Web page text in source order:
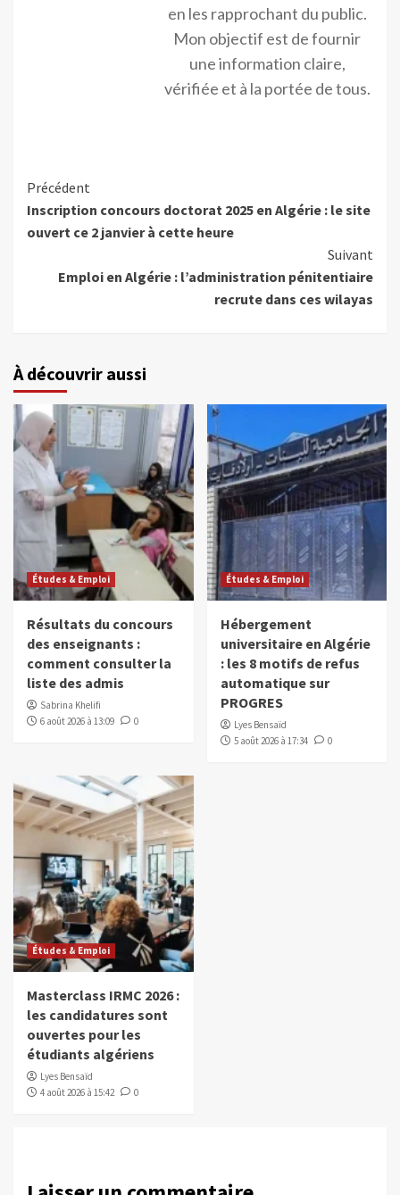
en les rapprochant du public.
Mon objectif est de fournir
une information claire,
vérifiée et à la portée de tous.
Précédent
Inscription concours doctorat 2025 en Algérie : le site
ouvert ce 2 janvier à cette heure
Suivant
Emploi en Algérie : l’administration pénitentiaire
recrute dans ces wilayas
À découvrir aussi
Études & Emploi
Résultats du concours
des enseignants :
comment consulter la
liste des admis
Sabrina Khelifi
6 août 2026 à 13:09
0
Études & Emploi
Hébergement
universitaire en Algérie
: les 8 motifs de refus
automatique sur
PROGRES
Lyes Bensaïd
5 août 2026 à 17:34
0
Études & Emploi
Masterclass IRMC 2026 :
les candidatures sont
ouvertes pour les
étudiants algériens
Lyes Bensaïd
4 août 2026 à 15:42
0